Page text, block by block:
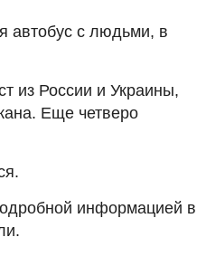
автобус с людьми, в
из России и Украины,
Еще четверо
информацией в